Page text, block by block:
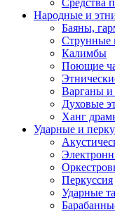
Средства
Народные и
Баяны,
Струнные
Калимбы
Поющие
Варганы и
Духовые
Ханг
Ударные и
Перкуссия
Ударные